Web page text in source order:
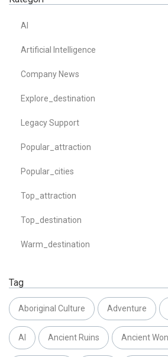
AI
Artificial Intelligence
Company News
Explore_destination
Legacy Support
Popular_attraction
Popular_cities
Top_attraction
Top_destination
Warm_destination
Tag
Aboriginal Culture Adventure
AI Ancient Ruins Ancient